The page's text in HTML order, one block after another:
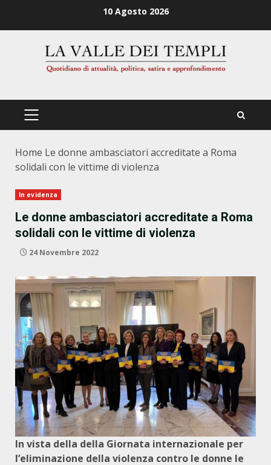
10 Agosto 2026
PRIMÄRES
Home Le donne ambasciatori accreditate a Roma
solidali con le vittime di violenza
In evidenza
Le donne ambasciatori accreditate a Roma
solidali con le vittime di violenza
24 Novembre 2022
In vista della della Giornata internazionale per
l’eliminazione della violenza contro le donne le